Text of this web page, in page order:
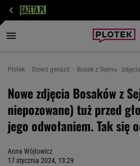
Plotek Dzieci gwiazd Bosak z Sejmu -
Nowe zdjęcia Bosaków z
niepozowane) tuż przed
jego odwołaniem. Tak się
Anna Wójtowicz
17 stycznia 2024, 13:29